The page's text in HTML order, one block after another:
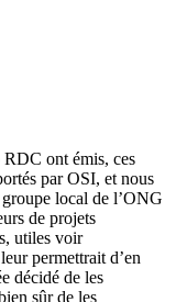
RDC ont émis, ces
par OSI, et nous
local de l’ONG
de projets
utiles voir
permettrait d’en
décidé de les
sûr de les